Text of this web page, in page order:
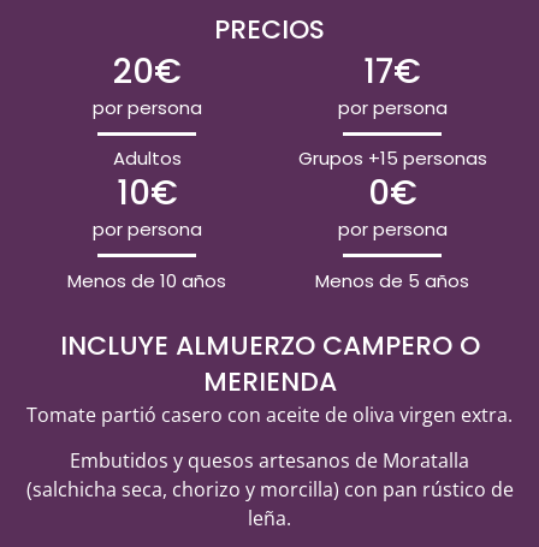
PRECIOS
20€
por persona
Adultos
17€
por persona
Grupos +15 personas
10€
por persona
Menos de 10 años
0€
por persona
Menos de 5 años
INCLUYE ALMUERZO CAMPERO O
MERIENDA
Tomate partió casero con aceite de oliva virgen extra.
Embutidos y quesos artesanos de Moratalla
(salchicha seca, chorizo y morcilla) con pan rústico de
leña.